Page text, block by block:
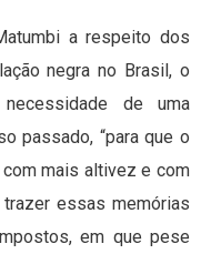
a respeito dos
negra no Brasil, o
de uma
passado, “para que o
mais altivez e com
essas memórias
em que pese